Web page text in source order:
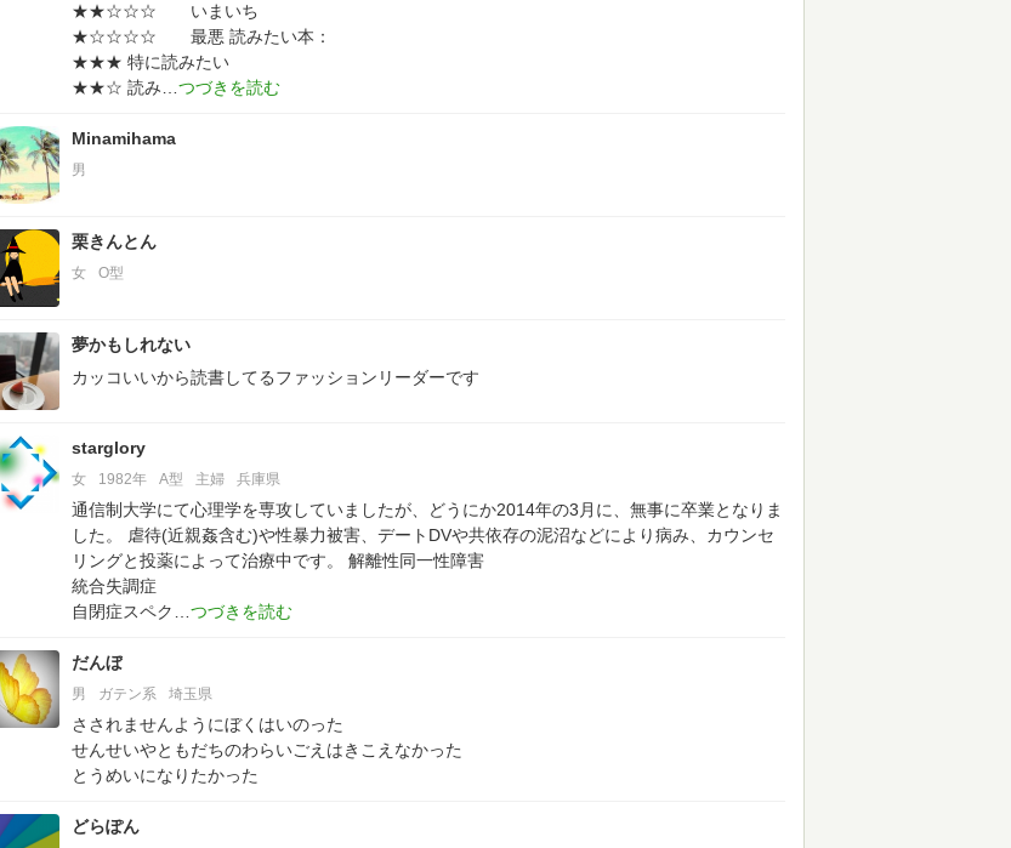
★★☆☆☆ いまいち
★☆☆☆☆ 最悪 読みたい本：
★★★ 特に読みたい
★★☆ 読み
Minamihama
男
栗きんとん
女 O型
夢かもしれない
カッコいいから読書してるファッションリーダーです
starglory
女 1982年 A型 主婦 兵庫県
通信制大学にて心理学を専攻していましたが、どうにか2014年の3月に、無事に卒業となりま
した。
虐待(近親姦含む)や性暴力被害、デートDVや共依存の泥沼などにより病み、カウンセ
リングと投薬によって治療中です。
解離性同一性障害
統合失調症
自閉症スペク
だんぼ
男 ガテン系 埼玉県
さされませんようにぼくはいのった
せんせいやともだちのわらいごえはきこえなかった
とうめいになりたかった
どらぽん